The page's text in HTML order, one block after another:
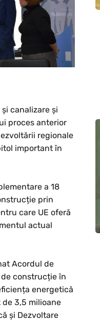
canalizare și
proces anterior
regionale
important în
a 18
prin
care UE oferă
actual
Acordul de
construcție în
energetică
3,5 milioane
și Dezvoltare